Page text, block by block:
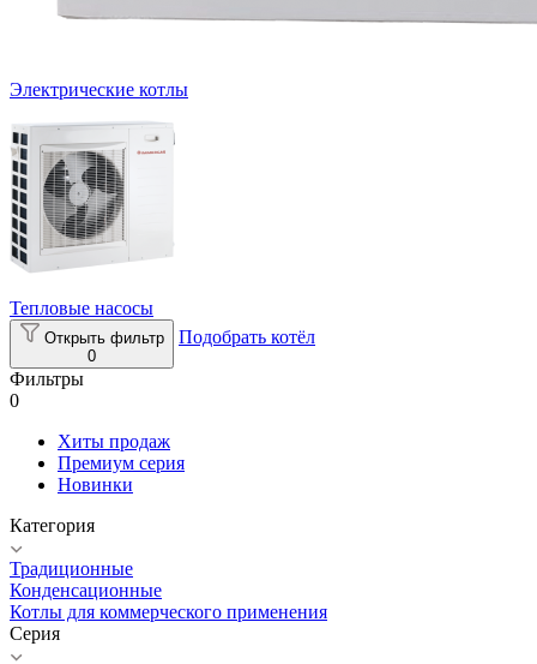
Электрические котлы
Тепловые насосы
Открыть фильтр
0
Подобрать котёл
Фильтры
0
Хиты продаж
Премиум серия
Новинки
Категория
Традиционные
Конденсационные
Котлы для коммерческого применения
Серия